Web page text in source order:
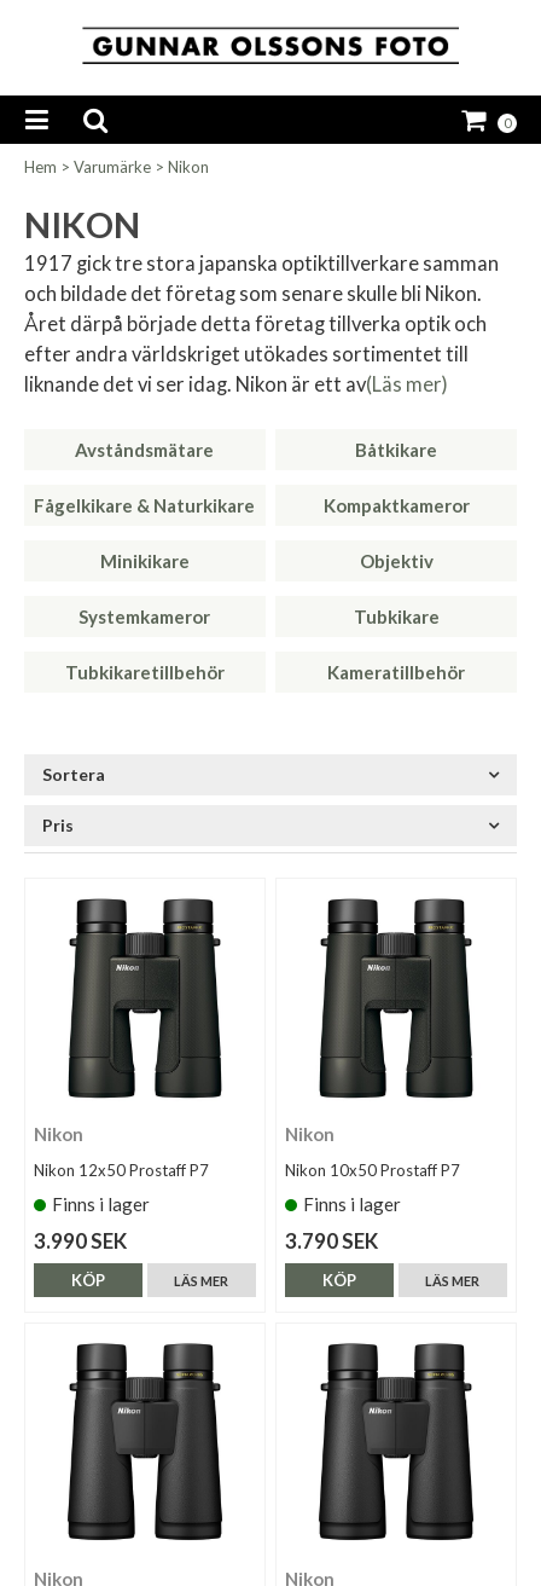
0
Hem > Varumärke > Nikon
NIKON
1917 gick tre stora japanska optiktillverkare samman
och bildade det företag som senare skulle bli Nikon.
Året därpå började detta företag tillverka optik och
efter andra världskriget utökades sortimentet till
liknande det vi ser idag. Nikon är ett av(Läs mer)
Avståndsmätare Båtkikare
Fågelkikare & Naturkikare Kompaktkameror
Minikikare Objektiv
Systemkameror Tubkikare
Tubkikaretillbehör Kameratillbehör
Sortera
Pris
Nikon
Nikon 12x50 Prostaff P7
Finns i lager
3.990 SEK
LÄS MER
KÖP
Nikon
Nikon 10x50 Prostaff P7
Finns i lager
3.790 SEK
LÄS MER
KÖP
Nikon Nikon